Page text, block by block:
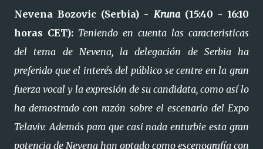
Nevena Bozovic (Serbia) - Kruna(15:40 - 16:10
horas CET): Teniendo en cuenta las caracteristicas
del tema de Nevena, la delegación de Serbia ha
preferido que el interés del público se centre en la gran
fuerza vocal y la expresión de su candidata, como así lo
ha demostrado con razón sobre el escenario del Expo
Telaviv. Además para que casi nada enturbie esta gran
potencia de Nevena han optado como escenografía con